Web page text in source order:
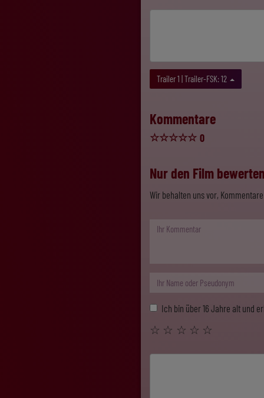
Trailer 1 | Trailer-FSK: 12
Kommentare
☆☆☆☆☆ 0
Nur den Film
Wir behalten uns vor,
Ich bin über 16 Jahre alt und
☆
☆
☆
☆
☆